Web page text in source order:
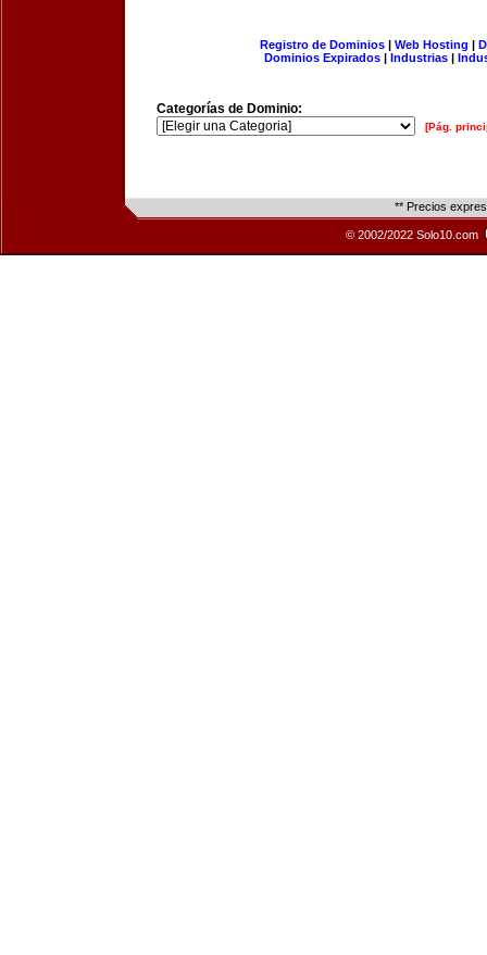
Registro de Dominios| Web Hosting |
Dominios Expirados | Industrias |
Categorías de Dominio:
[Pág.
** Precios
© 2002/2022 Solo10.com